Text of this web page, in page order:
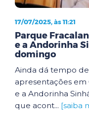
17/07/2025, às 11:21
Parque
e a Andorinha
domingo
Ainda dá tempo
apresentações em
e a Andorinha
que acont... [saiba